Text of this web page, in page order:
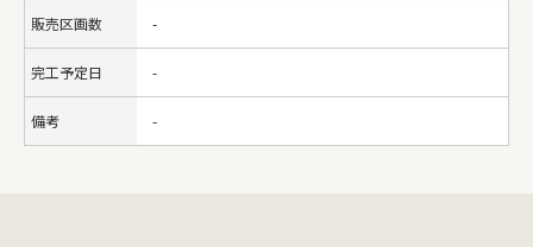
販売区画数 -
完工予定日 -
備考 -